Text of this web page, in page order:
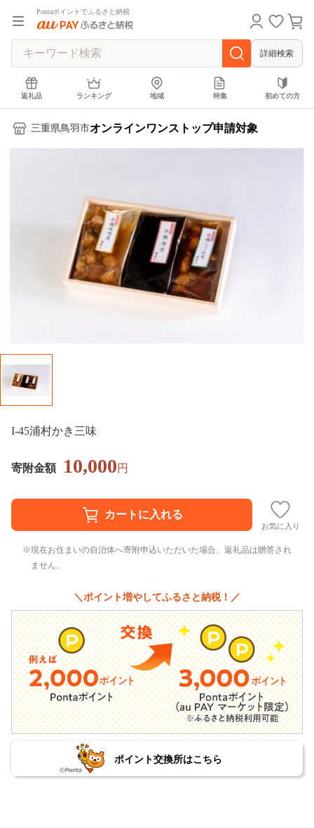
Pontaポイントでふるさと納税
詳細検索
返礼品 ランキング 地域 特集 初めての方
三重県鳥羽市オンラインワンストップ申請対象
I-45浦村かき三味
寄附金額 10,000円
お気に入り
現在お住まいの自治体へ寄附申込いただいた場合、返礼品は贈答され
ません。
＼ポイント増やしてふるさと納税！／
ポイント交換所はこちら